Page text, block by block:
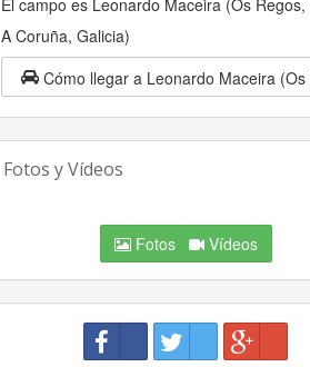
El campo es Leonardo Maceira (Os Regos,
A Coruña, Galicia)
Fotos y Vídeos
Fotos Vídeos